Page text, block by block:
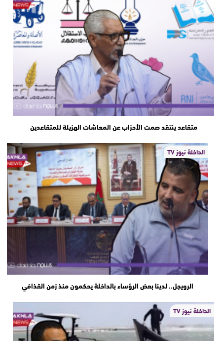
متقاعد ينتقد صمت الأحزاب عن المعاشات الهزيلة للمتقاعدين
الداخلة نيوز TV
الرويجل.. لدينا بعض الرؤساء بالداخلة يحكمون منذ زمن القذافي
الداخلة نيوز TV